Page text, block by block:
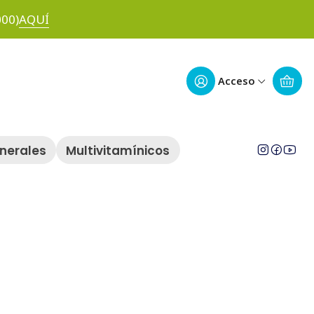
Acceso
Multivitamínicos
AQUÍ